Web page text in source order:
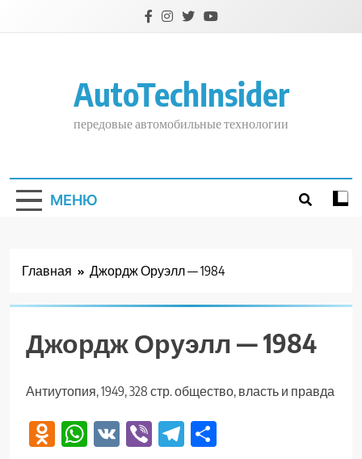
AutoTechInsider
передовые автомобильные технологии
МЕНЮ
Главная Джордж Оруэлл — 1984
Джордж Оруэлл — 1984
Антиутопия, 1949, 328 стр. общество, власть и правда
Odnoklassniki
WhatsApp
VK ViberTelegram